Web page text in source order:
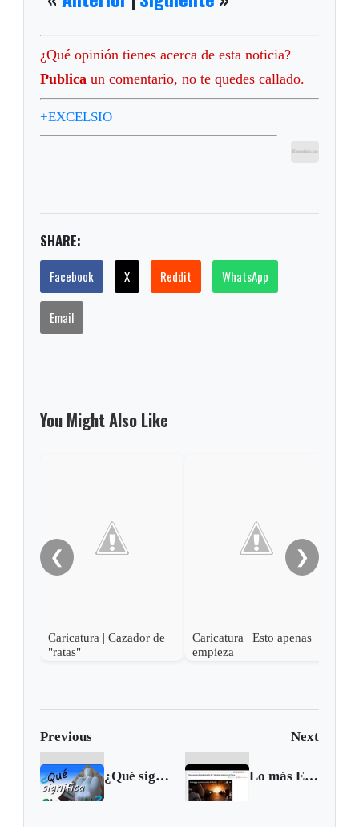
¿Qué opinión tienes acerca de esta noticia?
Publica un comentario, no te quedes callado.
+EXCELSIO
SHARE:
Facebook X Reddit WhatsApp
Email
You Might Also Like
❮
Caricatura | Cazador de
"ratas"
Caricatura | Esto apenas
empieza
❯
Previous Next
¿Qué significa otonamaki? Lo más Excelsio de la Semana - 19 al 25 de febrero de 2017